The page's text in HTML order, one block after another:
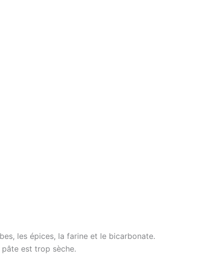
les épices, la farine et le bicarbonate.
pâte est trop sèche.